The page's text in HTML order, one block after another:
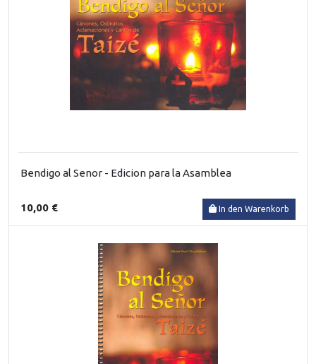
Bendigo al Senor - Edicion para la Asamblea
10,00 € In den Warenkorb